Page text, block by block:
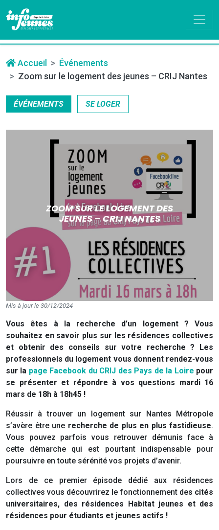
Accueil
Événements
Zoom sur le logement des jeunes – CRIJ Nantes
ÉVÉNEMENTS SE LOGER
ZOOM SUR LE LOGEMENT DES
JEUNES – CRIJ NANTES
Mis à jour le 30/12/2024
Vous êtes à la recherche d’un logement ? Vous
souhaitez en savoir plus sur les résidences collectives
et obtenir des conseils sur votre recherche ? Les
professionnels du logement vous donnent rendez-vous
sur la page Facebook du CRIJ des Pays de la Loire pour
se présenter et répondre à vos questions mardi 16
mars de 18h à 18h45 !
Réussir à trouver un logement sur Nantes Métropole
s’avère être une recherche de plus en plus fastidieuse.
Vous pouvez parfois vous retrouver démunis face à
cette démarche qui est pourtant indispensable pour
poursuivre en toute sérénité vos projets d’avenir.
Lors de ce premier épisode dédié aux résidences
collectives vous découvrirez le fonctionnement des cités
universitaires, des résidences Habitat jeunes et des
résidences pour étudiants et jeunes actifs !